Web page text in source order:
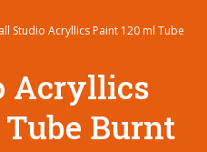
Studio Acryllics Paint 120 ml Tube
Acryllics
Burnt